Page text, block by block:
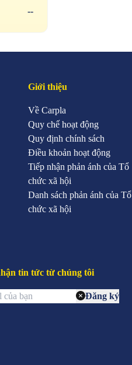
--
Giới thiệu
Về Carpla
Quy chế hoạt động
Quy định chính sách
Điều khoản hoạt động
Tiếp nhận phản ánh của Tổ
chức xã hội
Danh sách phản ánh của Tổ
chức xã hội
tin tức từ chúng tôi
Đăng ký